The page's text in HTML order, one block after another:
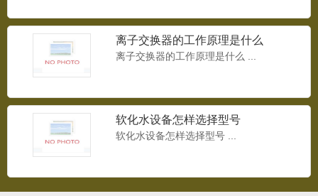
离子交换器的工作原理是什么
离子交换器的工作原理是什么 ...
软化水设备怎样选择型号
软化水设备怎样选择型号 ...
9T/H反渗透设备...
变频供水设备
变频供水设备...